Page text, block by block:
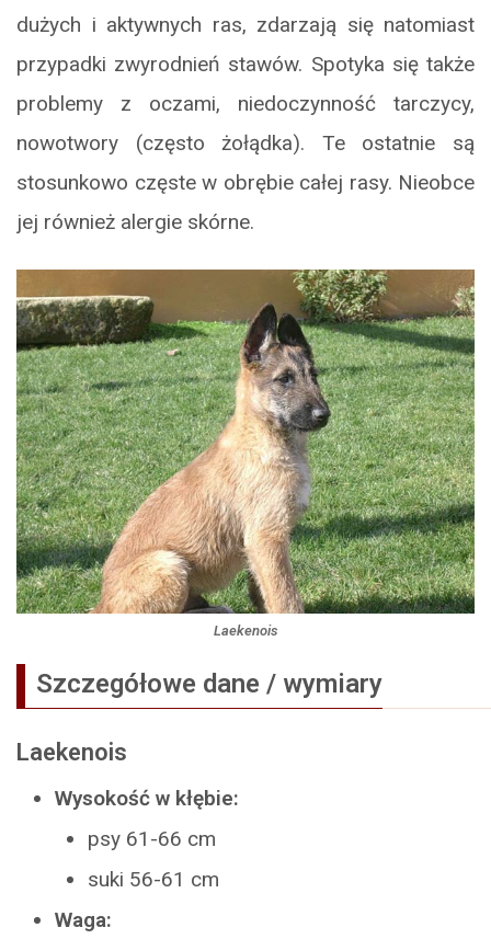
dużych i aktywnych ras, zdarzają się natomiast
przypadki zwyrodnień stawów. Spotyka się także
problemy z oczami, niedoczynność tarczycy,
nowotwory (często żołądka). Te ostatnie są
stosunkowo częste w obrębie całej rasy. Nieobce
jej również alergie skórne.
Laekenois
Szczegółowe dane / wymiary
Laekenois
Wysokość w kłębie:
psy 61-66 cm
suki 56-61 cm
Waga: